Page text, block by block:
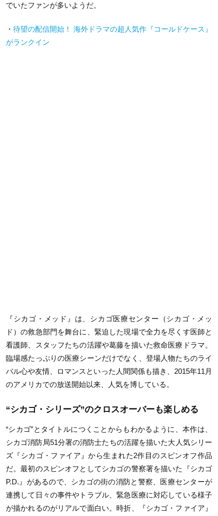
でいたファンが多いようだ。
・ 待望の配信開始！ 海外ドラマの超人気作『コールドケース』
がランクイン
『シカゴ・メッド』は、シカゴ医療センター（シカゴ・メッ
ド）の救急部門を舞台に、緊迫した現場で全力を尽くす医師と
看護師、スタッフたちの活躍や葛藤を描いた救命医療ドラマ。
臨場感たっぷりの医療シーンだけでなく、登場人物たちのライ
バル心や友情、ロマンスといった人間関係も描き、2015年11月
のアメリカでの放送開始以来、人気を博している。
“シカゴ・シリーズ”のクロスオーバーも楽しめる
“シカゴ”とタイトルにつくことからもわかるように、本作は、
シカゴ消防局51分署の消防士たちの活躍を描いた大人気シリー
ズ『シカゴ・ファイア』から生まれた2作目のスピンオフ作品
だ。最初のスピンオフとしてシカゴの警察署を描いた『シカゴ
P.D.』があるので、シカゴの街の消防と警察、医療センターが
連携して日々の事件やトラブル、緊急医療に対応している様子
が描かれるのがリアルで面白い。時折、『シカゴ・ファイア』